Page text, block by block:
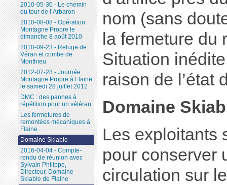
nom (sans
la fermeture du
Situation
raison de l’état
Domaine
Les exploitants
pour conserver
circulation sur
2010-05-30 - Le chemin
du tour de l’Arbaron
2010-08-08 - Opération
Montagne Propre le
dimanche 8 août 2010
2010-09-23 - Refuge de
Véran et combe de
Monthieu
2012-07-28 - Journée
Montagne Propre à Flaine
le samedi 28 juillet 2012
DMC : des pannes à
répétition pour un vétéran
Les fermetures de
remontées mécaniques à
Flaine...
Domaine Skiable
2016-04-04 - Compte-
rendu de réunion avec
Sylvain Philippe,
Directeur, Domaine
Skiable de Flaine